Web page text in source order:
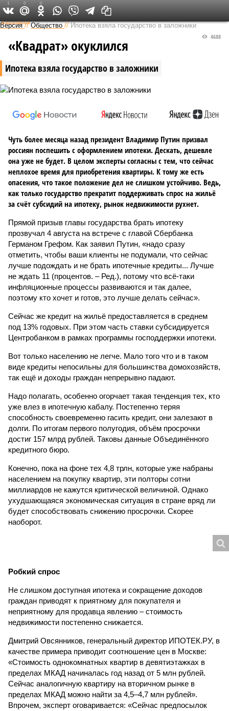
Федеральный выпуск
Версия //Общество //Ипотека взяла государство в заложники
Ипотека взяла государство в заложники
4688
«Квадрат» окуклился
Чуть более месяца назад президент Владимир Путин призвал
россиян поспешить с оформлением ипотеки. Дескать, дешевле
она уже не будет. В целом эксперты согласны с тем, что сейчас
неплохое время для приобретения квартиры. К тому же есть
опасения, что такое положение дел не слишком устойчиво. Ведь,
как только государство прекратит поддерживать спрос на жильё
за счёт субсидий на ипотеку, рынок недвижимости рухнет.
Прямой призыв главы государства брать ипотеку
прозвучал 4 августа на встрече с главой Сбербанка
Германом Грефом. Как заявил Путин, «надо сразу
отметить, чтобы ваши клиенты не подумали, что сейчас
лучше подождать и не брать ипотечные кредиты... Лучше
не ждать 11 (процентов. – Ред.), потому что всё-таки
инфляционные процессы развиваются и так далее,
поэтому кто хочет и готов, это лучше делать сейчас».
Сейчас же кредит на жильё предоставляется в среднем
под 13% годовых. При этом часть ставки субсидируется
Центробанком в рамках программы господдержки ипотеки.
Вот только населению не легче. Мало того что и в таком
виде кредиты непосильны для большинства домохозяйств,
так ещё и доходы граждан непрерывно падают.
Надо полагать, особенно огорчает такая тенденция тех, кто
уже влез в ипотечную кабалу. Постепенно теряя
способность своевременно гасить кредит, они залезают в
долги. По итогам первого полугодия, объём просрочки
достиг 157 млрд руб­лей. Таковы данные Объединённого
кредитного бюро.
Конечно, пока на фоне тех 4,8 трлн, которые уже набраны
населением на покупку квартир, эти полторы сотни
миллиардов не кажутся критической величиной. Однако
ухудшающаяся экономическая ситуация в стране вряд ли
будет способствовать снижению просрочки. Скорее
наоборот.
Робкий спрос
Не слишком доступная ипотека и сокращение доходов
граждан приводят к приятному для покупателя и
неприятному для продавца явлению – стоимость
недвижимости постепенно снижается.
Дмитрий Овсянников, генеральный директор ИПОТЕК.РУ, в
качестве примера приводит соотношение цен в Москве:
«Стоимость однокомнатных квартир в девятиэтажках в
пределах МКАД начиналась год назад от 5 млн рублей.
Сейчас аналогичную квартиру на вторичном рынке в
пределах МКАД можно найти за 4,5–4,7 млн рублей».
Впрочем, эксперт оговаривается: «Сейчас предпосылок
1 0 0